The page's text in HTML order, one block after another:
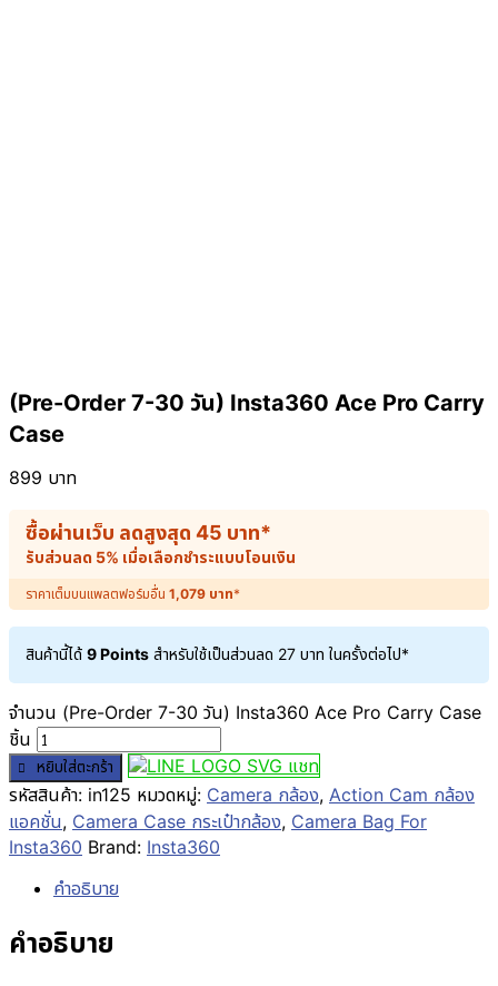
(Pre-Order 7-30 วัน) Insta360 Ace Pro Carry
Case
899 บาท
ซื้อผ่านเว็บ ลดสูงสุด 45 บาท*
รับส่วนลด 5% เมื่อเลือกชำระแบบโอนเงิน
ราคาเต็มบนแพลตฟอร์มอื่น 1,079 บาท*
สินค้านี้ได้ 9 Points สำหรับใช้เป็นส่วนลด 27 บาท ในครั้งต่อไป*
จำนวน (Pre-Order 7-30 วัน) Insta360 Ace Pro Carry Case
ชิ้น
หยิบใส่ตะกร้า
แชท
รหัสสินค้า: in125 หมวดหมู่: Camera กล้อง, Action Cam กล้อง
แอคชั่น, Camera Case กระเป๋ากล้อง, Camera Bag For
Insta360 Brand: Insta360
คำอธิบาย
คำอธิบาย